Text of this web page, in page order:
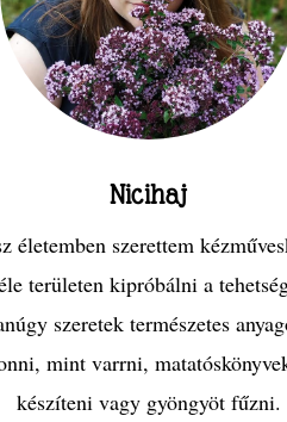
Nicihaj
életemben szerettem
területen kipróbálni a
szeretek természetes
mint varrni,
készíteni vagy gyöngyöt fűzni.